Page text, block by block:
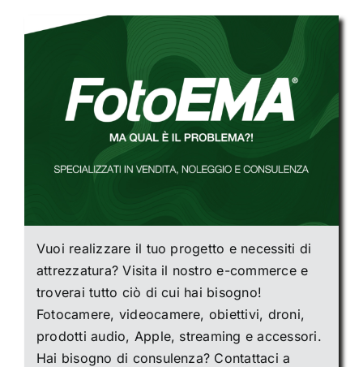
Vuoi realizzare il tuo progetto e necessiti di
attrezzatura? Visita il nostro e-commerce e
troverai tutto ciò di cui hai bisogno!
Fotocamere, videocamere, obiettivi, droni,
prodotti audio, Apple, streaming e accessori.
Hai bisogno di consulenza? Contattaci a